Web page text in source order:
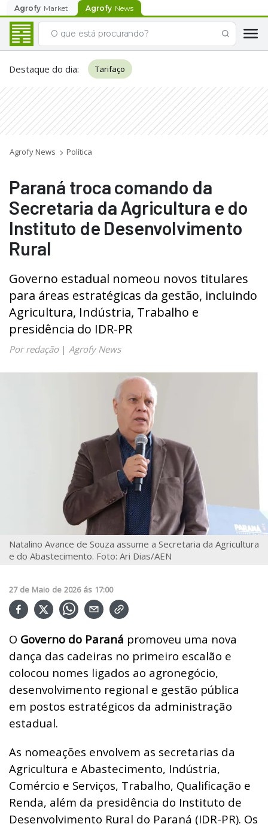
Agrofy Market Agrofy News
Destaque do dia: Tarifaço
Agrofy News Política
Paraná troca comando da
Secretaria da Agricultura e do
Instituto de Desenvolvimento
Rural
Governo estadual nomeou novos titulares
para áreas estratégicas da gestão, incluindo
Agricultura, Indústria, Trabalho e
presidência do IDR-PR
Por redação| Agrofy News
Natalino Avance de Souza assume a Secretaria da Agricultura
e do Abastecimento. Foto: Ari Dias/AEN
27 de Maio de 2026 ás 17:00
O Governo do Paraná promoveu uma nova
dança das cadeiras no primeiro escalão e
colocou nomes ligados ao agronegócio,
desenvolvimento regional e gestão pública
em postos estratégicos da administração
estadual.
As nomeações envolvem as secretarias da
Agricultura e Abastecimento, Indústria,
Comércio e Serviços, Trabalho, Qualificação e
Renda, além da presidência do Instituto de
Desenvolvimento Rural do Paraná (IDR-PR). Os